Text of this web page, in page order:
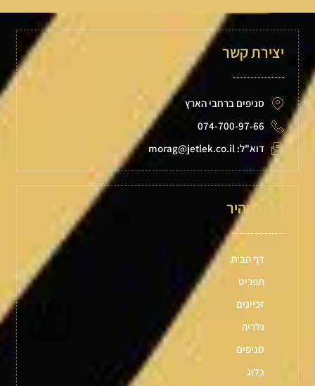
יצירת קשר
סניפים ברחבי הארץ
074-700-97-66
דוא"ל: morag@jetlek.co.il
ניווט מהיר
דף הבית
תפריט
זכיינים
גלריה
סניפים
בלוג